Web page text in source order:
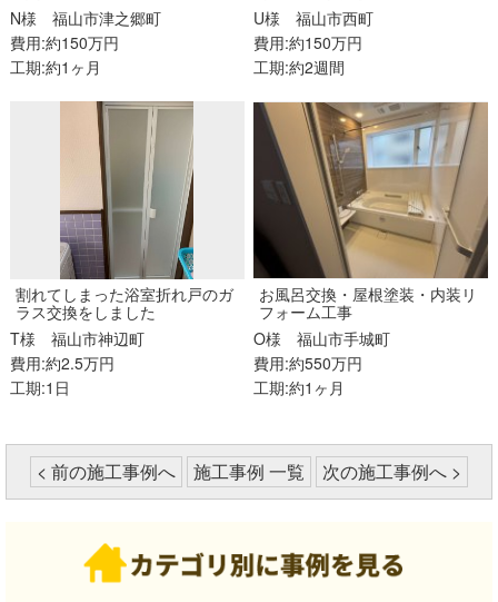
N様福山市津之郷町
費用:約150万円
工期:約1ヶ月
U様福山市西町
費用:約150万円
工期:約2週間
割れてしまった浴室折れ戸のガ
ラス交換をしました
T様福山市神辺町
費用:約2.5万円
工期:1日
お風呂交換・屋根塗装・内装リ
フォーム工事
O様福山市手城町
費用:約550万円
工期:約1ヶ月
< 前の施工事例へ 施工事例 一覧 次の施工事例へ >